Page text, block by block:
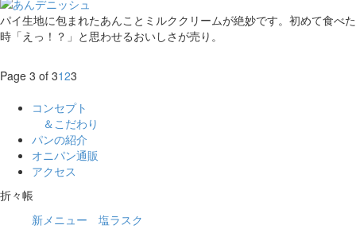
パイ生地に包まれたあんことミルククリームが絶妙です。初めて食べた
時「えっ！？」と思わせるおいしさが売り。
Page 3 of 3123
コンセプト
＆こだわり
パンの紹介
オニパン通販
アクセス
折々帳
新メニュー 塩ラスク